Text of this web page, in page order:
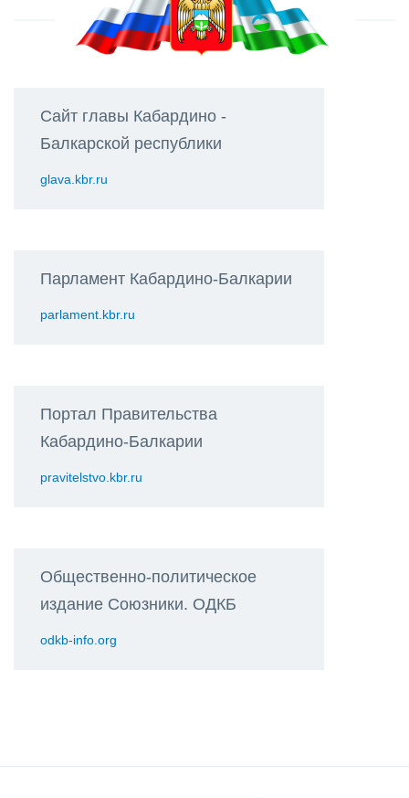
Сайт главы Кабардино -
Балкарской республики
glava.kbr.ru
Парламент Кабардино-Балкарии
parlament.kbr.ru
Портал Правительства
Кабардино-Балкарии
pravitelstvo.kbr.ru
Общественно-политическое
издание Союзники. ОДКБ
odkb-info.org